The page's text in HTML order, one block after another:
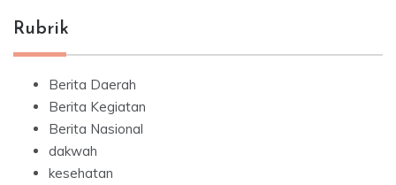
Rubrik
Berita Daerah
Berita Kegiatan
Berita Nasional
dakwah
kesehatan